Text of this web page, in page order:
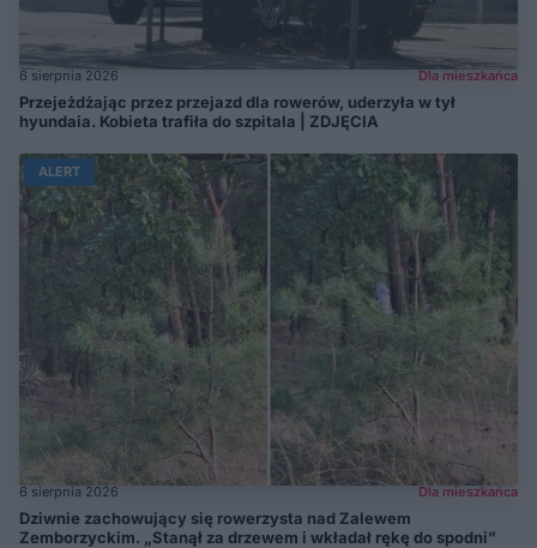
6 sierpnia 2026 Dla mieszkańca
Przejeżdżając przez przejazd dla rowerów, uderzyła w tył
hyundaia. Kobieta trafiła do szpitala | ZDJĘCIA
ALERT
6 sierpnia 2026 Dla mieszkańca
Dziwnie zachowujący się rowerzysta nad Zalewem
Zemborzyckim. „Stanął za drzewem i wkładał rękę do spodni”